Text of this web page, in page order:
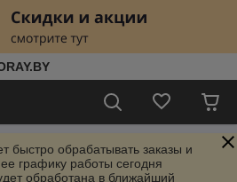
быстро обрабатывать заказы и
графику работы сегодня
обработана в ближайший